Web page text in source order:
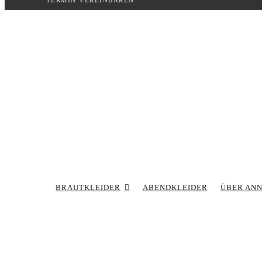
Inhalt
BRAUTKLEIDER ABENDKLEIDER ÜBER